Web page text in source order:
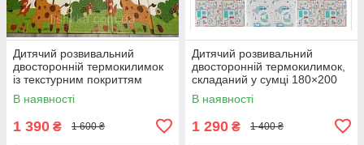
Дитячий розвивальний
двосторонній термокилимок
із текстурним покриттям
200×180 см
В наявності
1 390 ₴ 1 600 ₴
Дитячий розвивальний
двосторонній термокилимок,
складаний у сумці 180×200
см, ТМ Carrello
В наявності
1 290 ₴ 1 400 ₴